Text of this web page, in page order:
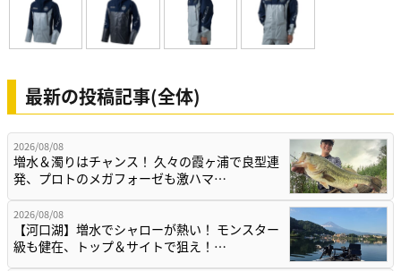
最新の投稿記事(全体)
2026/08/08
増水＆濁りはチャンス！ 久々の霞ヶ浦で良型連
発、プロトのメガフォーゼも激ハマ…
2026/08/08
【河口湖】増水でシャローが熱い！ モンスター
級も健在、トップ＆サイトで狙え！…